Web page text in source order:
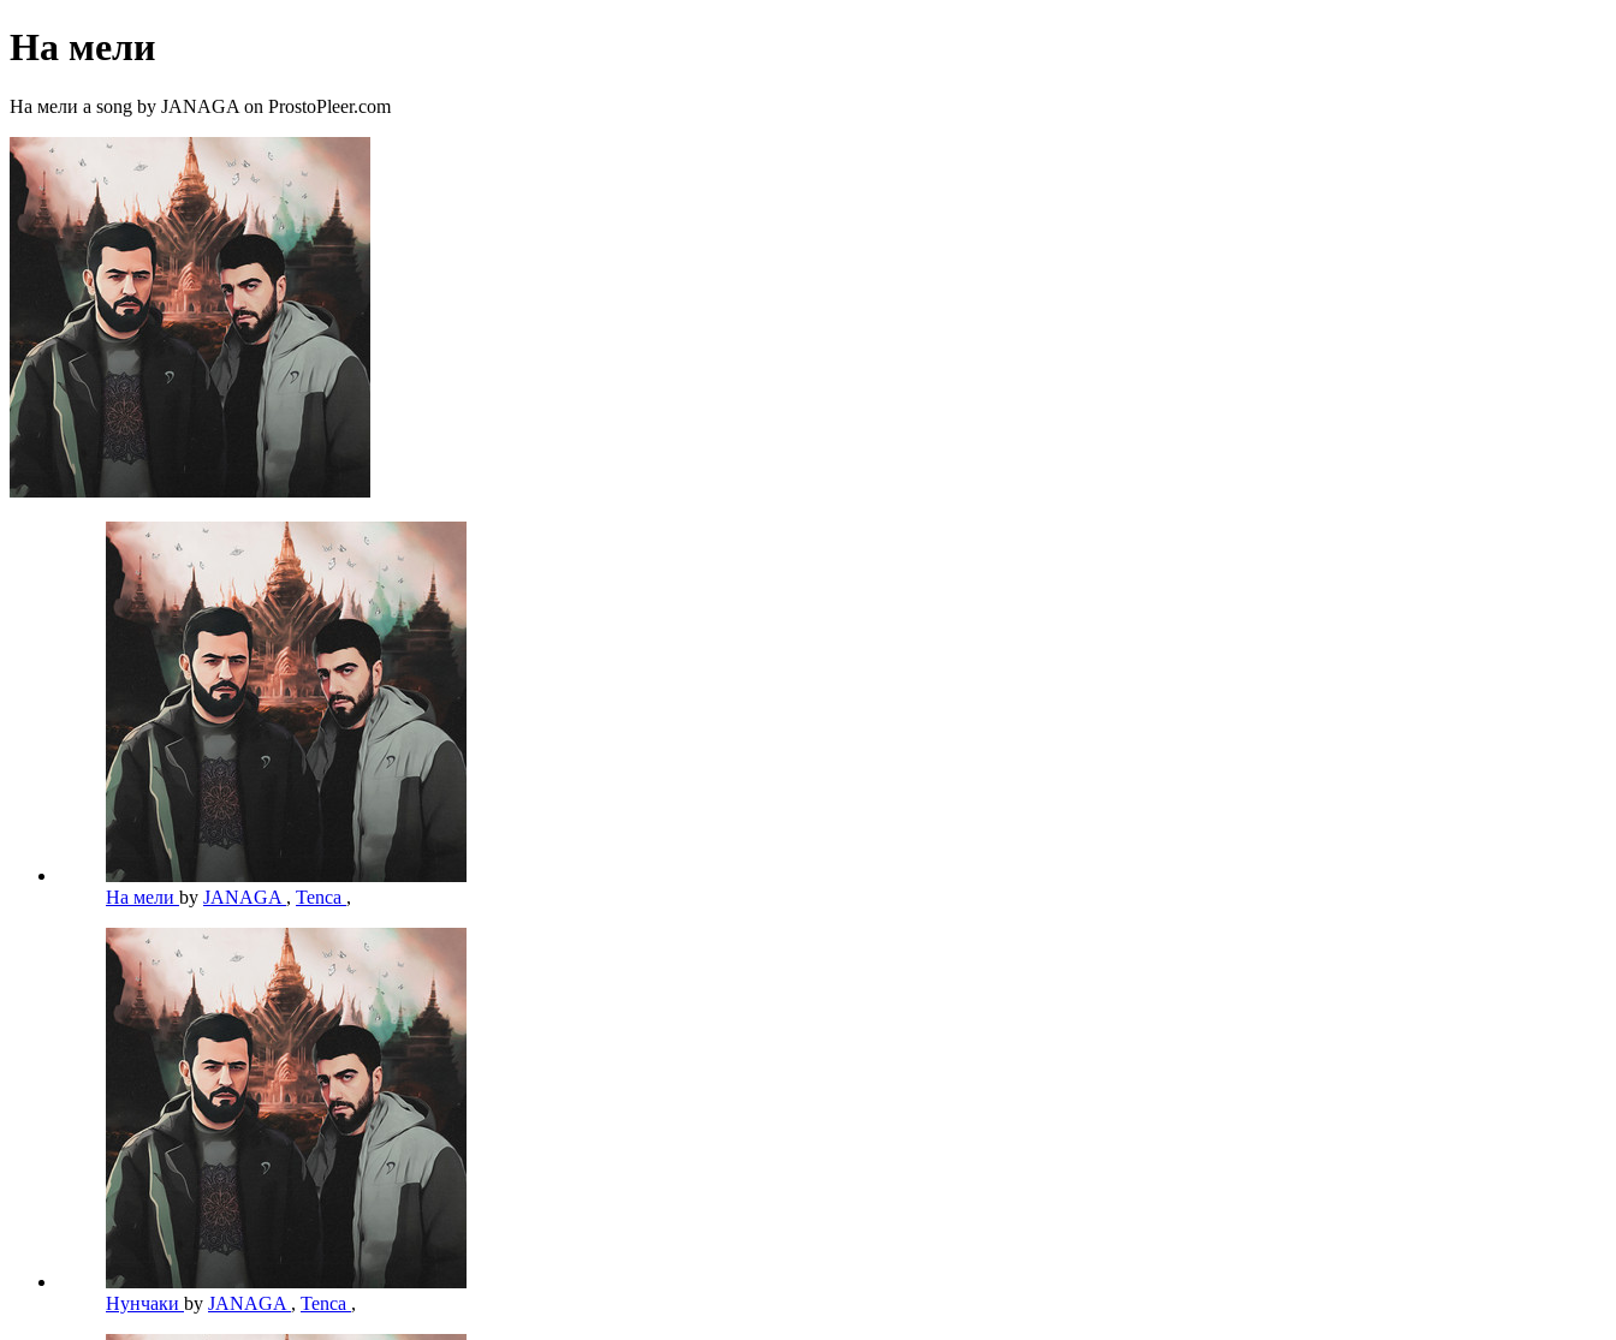
На мели
На мели a song by JANAGA on ProstoPleer.com
На мели by JANAGA , Tenca ,
Нунчаки by JANAGA , Tenca ,